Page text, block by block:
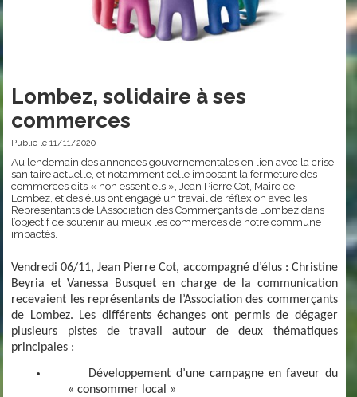
Lombez, solidaire à ses
commerces
Publié le 11/11/2020
Au lendemain des annonces gouvernementales en lien avec la crise
sanitaire actuelle, et notamment celle imposant la fermeture des
commerces dits « non essentiels », Jean Pierre Cot, Maire de
Lombez, et des élus ont engagé un travail de réflexion avec les
Représentants de l’Association des Commerçants de Lombez dans
l’objectif de soutenir au mieux les commerces de notre commune
impactés.
Vendredi 06/11, Jean Pierre Cot, accompagné d’élus : Christine
Beyria et Vanessa Busquet en charge de la communication
recevaient les représentants de l’Association des commerçants
de Lombez. Les différents échanges ont permis de dégager
plusieurs pistes de travail autour de deux thématiques
principales :
Développement d’une campagne en faveur du
« consommer local »